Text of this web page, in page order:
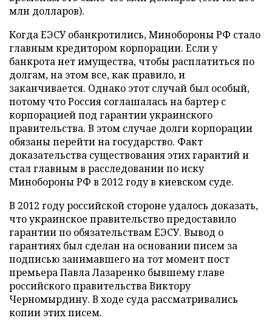
млн долларов).
Когда ЕЭСУ обанкротились, Минобороны РФ стало
главным кредитором корпорации. Если у
банкрота нет имущества, чтобы расплатиться по
долгам, на этом все, как правило, и
заканчивается. Однако этот случай был особый,
потому что Россия соглашалась на бартер с
корпорацией под гарантии украинского
правительства. В этом случае долги корпорации
обязаны перейти на государство. Факт
доказательства существования этих гарантий и
стал главным в расследовании по иску
Минобороны РФ в 2012 году в киевском суде.
В 2012 году российской стороне удалось доказать,
что украинское правительство предоставило
гарантии по обязательствам ЕЭСУ. Вывод о
гарантиях был сделан на основании писем за
подписью занимавшего на тот момент пост
премьера Павла Лазаренко бывшему главе
российского правительства Виктору
Черномырдину. В ходе суда рассматривались
копии этих писем.